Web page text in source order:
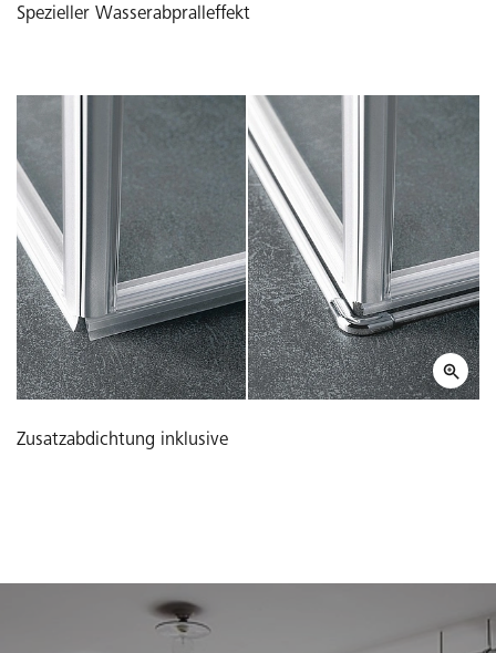
Spezieller Wasserabpralleffekt
Zusatzabdichtung inklusive